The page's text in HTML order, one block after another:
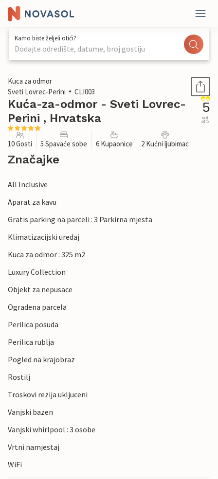
Kamo biste željeli otići?
Dodajte odredište, datume, broj gostiju
1 / 41
Kuca za odmor
Sveti Lovrec-Perini
CLI003
Kuća-za-odmor - Sveti Lovrec-
Perini , Hrvatska
5
out
of 5
10 Gosti 5 Spavaće sobe 6 Kupaonice 2 Kućni ljubimac
Značajke
All Inclusive
Aparat za kavu
Gratis parking na parceli : 3 Parkirna mjesta
Klimatizacijski uredaj
Kuca za odmor : 325 m2
Luxury Collection
Objekt za nepusace
Ogradena parcela
Perilica posuda
Perilica rublja
Pogled na krajobraz
Rostilj
Troskovi rezija ukljuceni
Vanjski bazen
Vanjski whirlpool : 3 osobe
Vrtni namjestaj
WiFi